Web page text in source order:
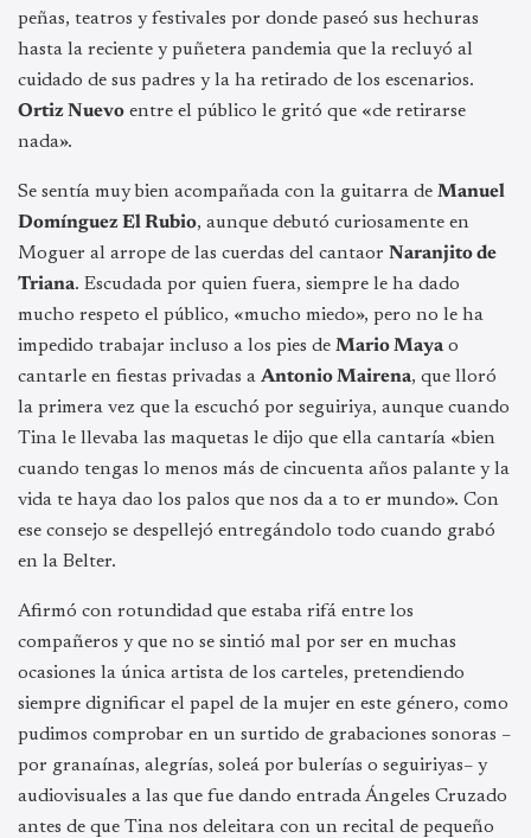
peñas, teatros y festivales por donde paseó sus hechuras
hasta la reciente y puñetera pandemia que la recluyó al
cuidado de sus padres y la ha retirado de los escenarios.
Ortiz Nuevo entre el público le gritó que «de retirarse
nada».
Se sentía muy bien acompañada con la guitarra de Manuel
Domínguez El Rubio, aunque debutó curiosamente en
Moguer al arrope de las cuerdas del cantaor Naranjito de
Triana. Escudada por quien fuera, siempre le ha dado
mucho respeto el público, «mucho miedo», pero no le ha
impedido trabajar incluso a los pies de Mario Maya o
cantarle en fiestas privadas a Antonio Mairena, que lloró
la primera vez que la escuchó por seguiriya, aunque cuando
Tina le llevaba las maquetas le dijo que ella cantaría «bien
cuando tengas lo menos más de cincuenta años palante y la
vida te haya dao los palos que nos da a to er mundo». Con
ese consejo se despellejó entregándolo todo cuando grabó
en la Belter.
Afirmó con rotundidad que estaba rifá entre los
compañeros y que no se sintió mal por ser en muchas
ocasiones la única artista de los carteles, pretendiendo
siempre dignificar el papel de la mujer en este género, como
pudimos comprobar en un surtido de grabaciones sonoras –
por granaínas, alegrías, soleá por bulerías o seguiriyas– y
audiovisuales a las que fue dando entrada Ángeles Cruzado
antes de que Tina nos deleitara con un recital de pequeño